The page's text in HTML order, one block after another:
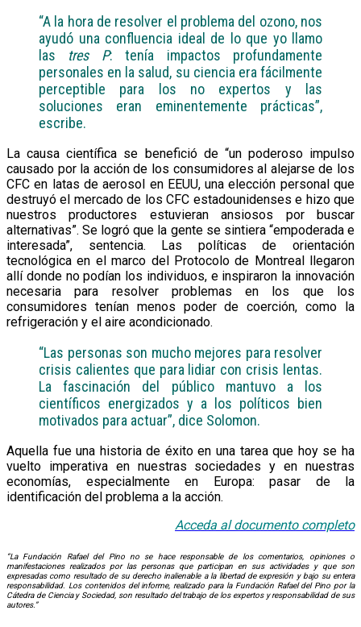
“A la hora de resolver el problema del ozono, nos
ayudó una confluencia ideal de lo que yo llamo
las tres P: tenía impactos profundamente
personales en la salud, su ciencia era fácilmente
perceptible para los no expertos y las
soluciones eran eminentemente prácticas”,
escribe.
La causa científica se benefició de “un poderoso impulso
causado por la acción de los consumidores al alejarse de los
CFC en latas de aerosol en EEUU, una elección personal que
destruyó el mercado de los CFC estadounidenses e hizo que
nuestros productores estuvieran ansiosos por buscar
alternativas”. Se logró que la gente se sintiera “empoderada e
interesada”, sentencia. Las políticas de orientación
tecnológica en el marco del Protocolo de Montreal llegaron
allí donde no podían los individuos, e inspiraron la innovación
necesaria para resolver problemas en los que los
consumidores tenían menos poder de coerción, como la
refrigeración y el aire acondicionado.
“Las personas son mucho mejores para resolver
crisis calientes que para lidiar con crisis lentas.
La fascinación del público mantuvo a los
científicos energizados y a los políticos bien
motivados para actuar”, dice Solomon.
Aquella fue una historia de éxito en una tarea que hoy se ha
vuelto imperativa en nuestras sociedades y en nuestras
economías, especialmente en Europa: pasar de la
identificación del problema a la acción.
Acceda al documento completo
“La Fundación Rafael del Pino no se hace responsable de los comentarios, opiniones o
manifestaciones realizados por las personas que participan en sus actividades y que son
expresadas como resultado de su derecho inalienable a la libertad de expresión y bajo su entera
responsabilidad. Los contenidos del informe, realizado para la Fundación Rafael del Pino por la
Cátedra de Ciencia y Sociedad, son resultado del trabajo de los expertos y responsabilidad de sus
autores.”